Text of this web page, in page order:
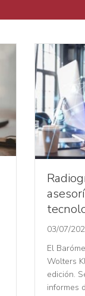
03/07/
El
Wolters
edición.
informes